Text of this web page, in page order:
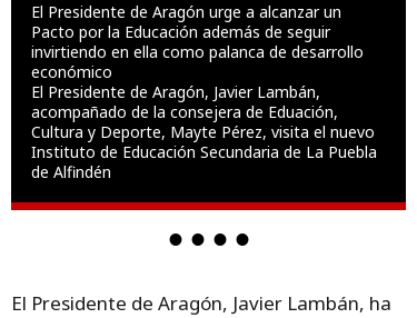
El Presidente de Aragón urge a alcanzar un
Pacto por la Educación además de seguir
invirtiendo en ella como palanca de desarrollo
económico
El Presidente de Aragón, Javier Lambán,
acompañado de la consejera de Eduación,
Cultura y Deporte, Mayte Pérez, visita el nuevo
Instituto de Educación Secundaria de La Puebla
de Alfindén
El Presidente de Aragón, Javier Lambán, ha